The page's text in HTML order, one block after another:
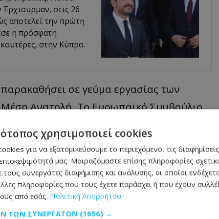
στις 26
αποτελεί την πρώτη
η πρόσφατη
στην Κύπρο.
σε γεύμα εργασίας των
Μέση Ανατολή. Το Ευρωπαϊκό Συμβούλιο
της διακίνησης
κοινού ευρωπαϊκού ενδιαφέροντος.
την Παρασκευή, ο Πρόεδρος της
Τύπου με τους Προέδρους του
της Ευρωπαϊκής Επιτροπής, Ούρσουλα
χρησιμοποιεί cookies
για να εξατομικεύσουμε το περιεχόμενο, τις
μας. Μοιραζόμαστε επίσης πληροφορίες
συνεργάτες διαφήμισης και ανάλυσης, οι οποίοι
πληροφορίες που τους έχετε παράσχει ή που έχουν
από εσάς. Πολιτική Απορρήτου
ΤΩΝ ΣΥΝΕΡΓΑΤΏΝ (1656) →